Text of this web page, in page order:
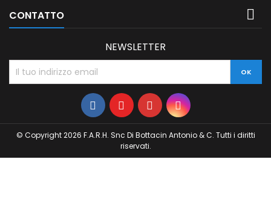
CONTATTO 
NEWSLETTER
© Copyright 2026 F.A.R.H. Snc Di Bottacin Antonio & C. Tutti i diritti
riservati.